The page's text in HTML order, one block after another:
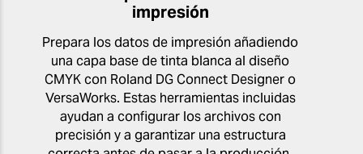
impresión
Prepara los datos de impresión añadiendo
una capa base de tinta blanca al diseño
CMYK con Roland DG Connect Designer o
VersaWorks. Estas herramientas incluidas
ayudan a configurar los archivos con
precisión y a garantizar una estructura